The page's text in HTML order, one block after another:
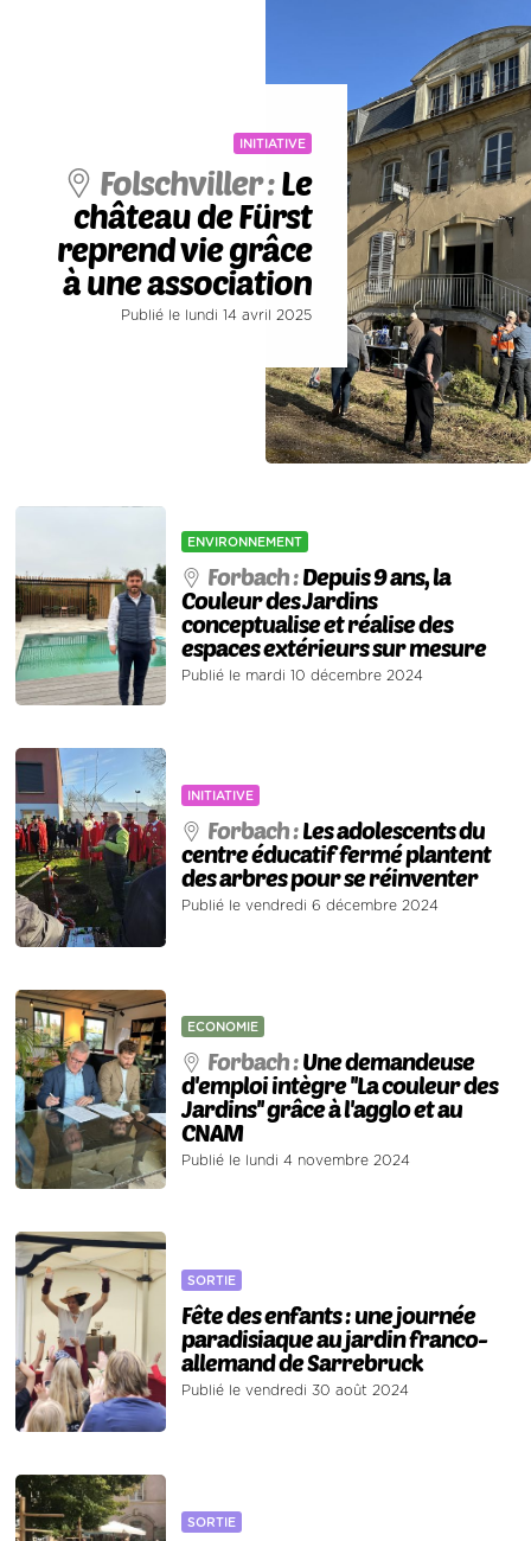
INITIATIVE
Folschviller :Le
château de Fürst
reprend vie grâce
à une association
Publié le lundi 14 avril 2025
ENVIRONNEMENT
Forbach :Depuis 9 ans, la
Couleur des Jardins
conceptualise et réalise des
espaces extérieurs sur mesure
Publié le mardi 10 décembre 2024
INITIATIVE
Forbach :Les adolescents du
centre éducatif fermé plantent
des arbres pour se réinventer
Publié le vendredi 6 décembre 2024
ECONOMIE
Forbach :Une demandeuse
d'emploi intègre ''La couleur des
Jardins'' grâce à l'agglo et au
CNAM
Publié le lundi 4 novembre 2024
SORTIE
Fête des enfants : une journée
paradisiaque au jardin franco-
allemand de Sarrebruck
Publié le vendredi 30 août 2024
SORTIE